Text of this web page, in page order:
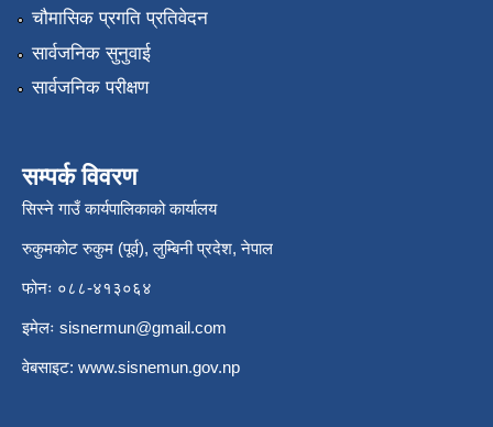
चौमासिक प्रगति प्रतिवेदन
सार्वजनिक सुनुवाई
सार्वजनिक परीक्षण
सम्पर्क विवरण
सिस्ने गाउँ कार्यपालिकाको कार्यालय
रुकुमकोट रुकुम (पूर्व), लुम्बिनी प्रदेश, नेपाल
फोनः ०८८-४१३०६४
इमेलः sisnermun@gmail.com
वेबसाइट: www.sisnemun.gov.np